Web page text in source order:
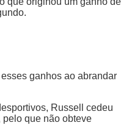
ganhos ao abrandar
Russell cedeu
que não obteve